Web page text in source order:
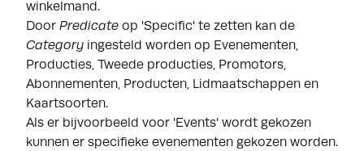
winkelmand.
Door Predicate op 'Specific' te zetten kan de
Category ingesteld worden op Evenementen,
Producties, Tweede producties, Promotors,
Abonnementen, Producten, Lidmaatschappen en
Kaartsoorten.
Als er bijvoorbeeld voor 'Events' wordt gekozen
kunnen er specifieke evenementen gekozen worden.